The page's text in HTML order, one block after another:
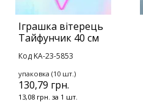
Іграшка вітерець
Тайфунчик 40 см
Код KA-23-5853
упаковка (10 шт.)
130,79 грн.
13,08 грн. за 1 шт.